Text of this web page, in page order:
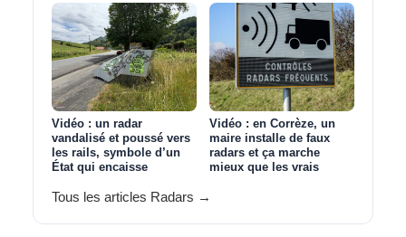
Vidéo : un radar
vandalisé et poussé vers
les rails, symbole d’un
État qui encaisse
Vidéo : en Corrèze, un
maire installe de faux
radars et ça marche
mieux que les vrais
Tous les articles Radars →